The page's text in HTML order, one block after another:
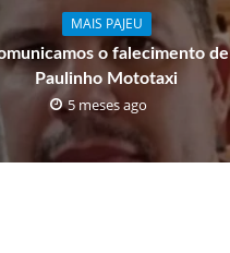
MAIS PAJEU
o falecimento de
Paulinho Mototaxi
5 meses ago